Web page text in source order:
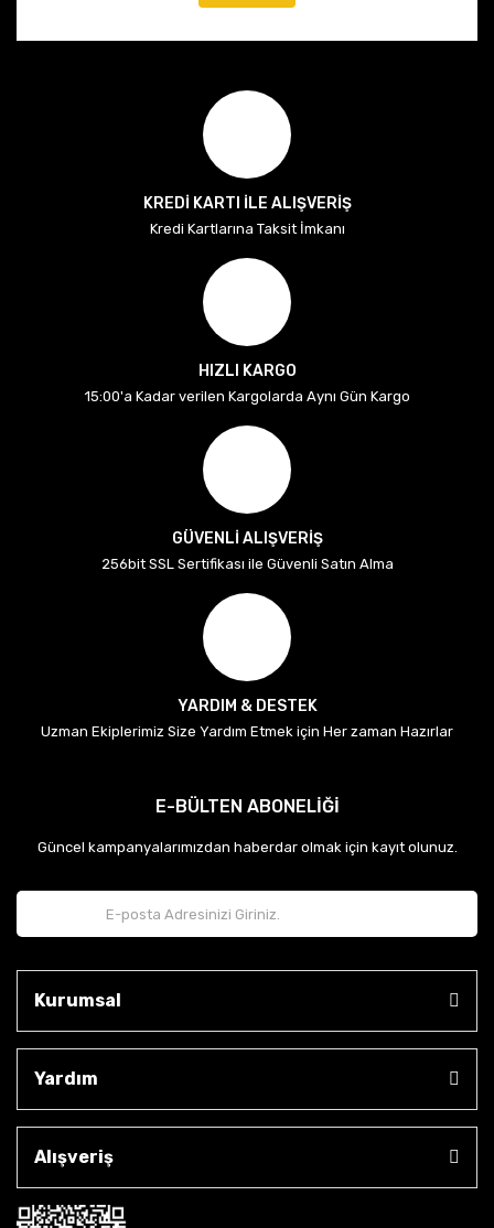
KREDİ KARTI İLE ALIŞVERİŞ
Kredi Kartlarına Taksit İmkanı
HIZLI KARGO
15:00'a Kadar verilen Kargolarda Aynı Gün Kargo
GÜVENLİ ALIŞVERİŞ
256bit SSL Sertifikası ile Güvenli Satın Alma
YARDIM & DESTEK
Uzman Ekiplerimiz Size Yardım Etmek için Her zaman Hazırlar
E-BÜLTEN ABONELİĞİ
Güncel kampanyalarımızdan haberdar olmak için kayıt olunuz.
Kurumsal
Yardım
Alışveriş